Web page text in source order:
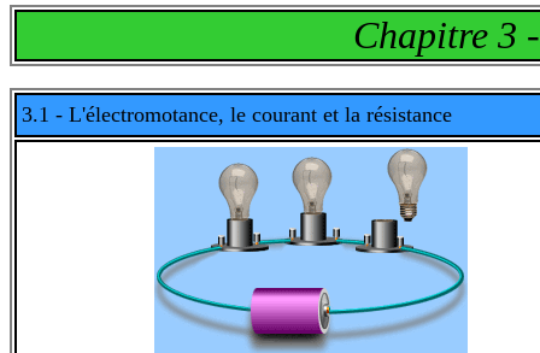
Chapitre 3
3.1 - L'électromotance, le courant et la résistance